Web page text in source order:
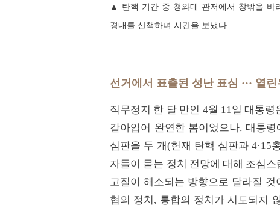
▲ 탄핵 기간 중 청와대 관저에서 창밖을 바
경내를 산책하며 시간을 보냈다.
선거에서 표출된 성난 표심 ··· 열
직무정지 한 달 만인 4월 11일 대통
갈아입어 완연한 봄이었으나, 대통
심판을 두 개(헌재 탄핵 심판과 4·15
자들이 묻는 정치 전망에 대해 조심
고질이 해소되는 방향으로 달라질
협의 정치, 통합의 정치가 시도되지